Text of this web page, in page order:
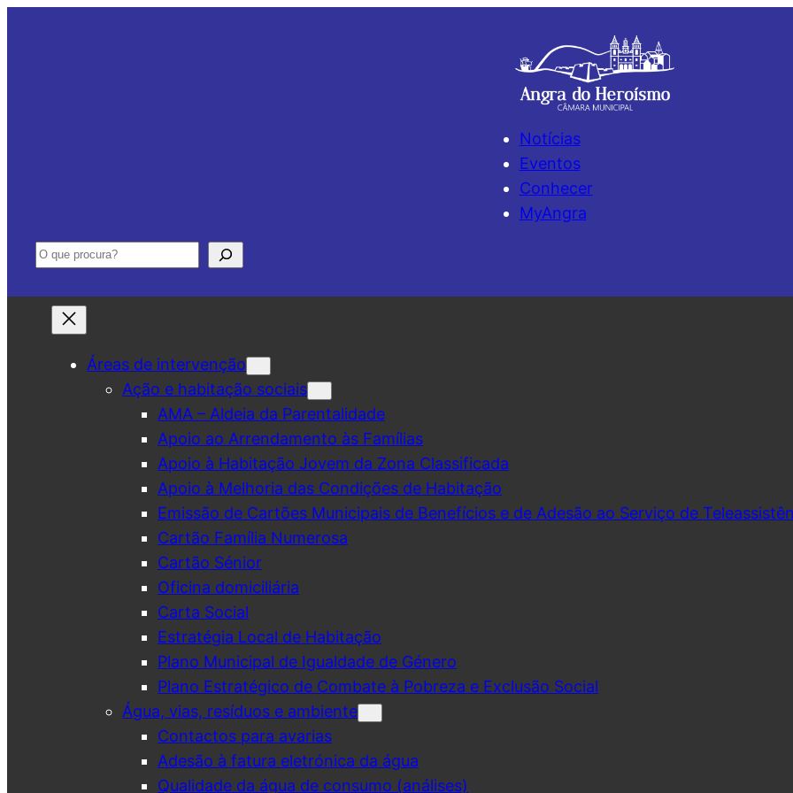
Notícias
Eventos
Conhecer
MyAngra
Pesquisar
Áreas de intervenção
Ação e habitação sociais
AMA – Aldeia da Parentalidade
Apoio ao Arrendamento às Famílias
Apoio à Habitação Jovem da Zona Classificada
Apoio à Melhoria das Condições de Habitação
Emissão de Cartões Municipais de Benefícios e de Adesão ao Serviço de
Cartão Família Numerosa
Cartão Sénior
Oficina domiciliária
Carta Social
Estratégia Local de Habitação
Plano Municipal de Igualdade de Género
Plano Estratégico de Combate à Pobreza e Exclusão Social
Água, vias, resíduos e ambiente
Contactos para avarias
Adesão à fatura eletrónica da água
Qualidade da água de consumo (análises)